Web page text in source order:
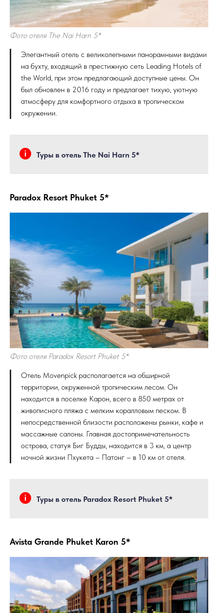
Фото отеля The Nai Harn 5*
Элегантный отель с великолепными панорамными видами
на бухту, входящий в престижную сеть Leading Hotels of
the World, при этом предлагающий доступные цены. Он
был обновлен в 2016 году и предлагает тихую, уютную
атмосферу для комфортного отдыха в тропическом
окружении.
Туры в отель The Nai Harn 5*
Paradox Resort Phuket 5*
Фото отеля Paradox Resort Phuket 5*
Отель Movenpick располагается на обширной
территории, окруженной тропическим лесом. Он
находится в поселке Карон, всего в 850 метрах от
живописного пляжа с мелким коралловым песком. В
непосредственной близости расположены рынки, кафе и
массажные салоны. Главная достопримечательность
острова, статуя Биг Будды, находится в 3 км, а центр
ночной жизни Пхукета – Патонг – в 10 км от отеля.
Туры в отель Paradox Resort Phuket 5*
Avista Grande Phuket Karon 5*